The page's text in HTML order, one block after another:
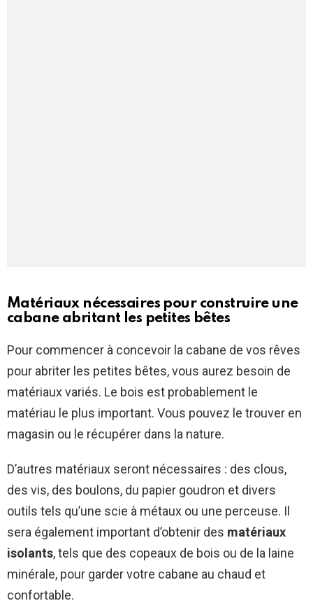
Matériaux nécessaires pour construire une
cabane abritant les petites bêtes
Pour commencer à concevoir la cabane de vos rêves
pour abriter les petites bêtes, vous aurez besoin de
matériaux variés. Le bois est probablement le
matériau le plus important. Vous pouvez le trouver en
magasin ou le récupérer dans la nature.
D’autres matériaux seront nécessaires : des clous,
des vis, des boulons, du papier goudron et divers
outils tels qu’une scie à métaux ou une perceuse. Il
sera également important d’obtenir des matériaux
isolants, tels que des copeaux de bois ou de la laine
minérale, pour garder votre cabane au chaud et
confortable.